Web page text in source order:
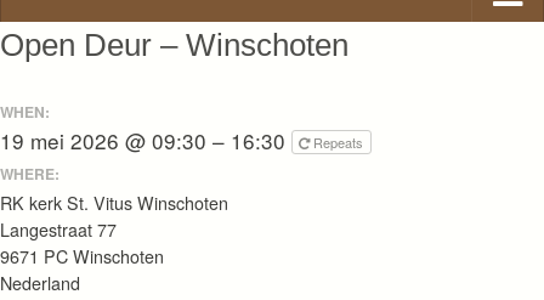
Open Deur – Winschoten
WHEN:
19 mei 2026 @ 09:30 – 16:30 Repeats
WHERE:
RK kerk St. Vitus Winschoten
Langestraat 77
9671 PC Winschoten
Nederland